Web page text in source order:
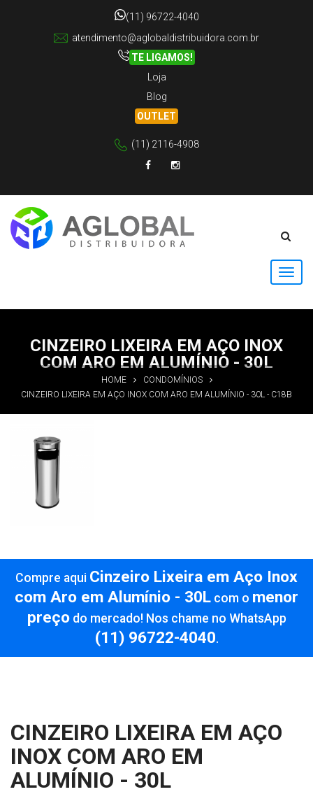
(11) 96722-4040
atendimento@aglobaldistribuidora.com.br
TE LIGAMOS!
Loja
Blog
OUTLET
(11) 2116-4908
CINZEIRO LIXEIRA EM AÇO INOX
COM ARO EM ALUMÍNIO - 30L
HOME
CONDOMÍNIOS
CINZEIRO LIXEIRA EM AÇO INOX COM ARO EM ALUMÍNIO - 30L - C18B
Cinzeiro
Lixeira em
Compre aqui Cinzeiro Lixeira em Aço Inox
com Aro em Alumínio - 30L com o menor
preçodo mercado! Nos chame no WhatsApp
(11) 96722-4040.
CINZEIRO LIXEIRA EM AÇO
INOX COM ARO EM
ALUMÍNIO - 30L